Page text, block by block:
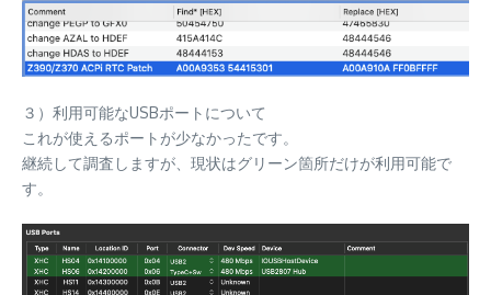
３）利用可能なUSBポートについて
これが使えるポートが少なかったです。
継続して調査しますが、現状はグリーン箇所だけが利用可能で
す。